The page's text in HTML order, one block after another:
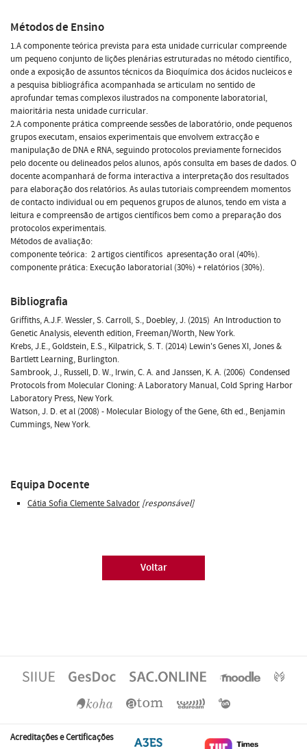
Métodos de Ensino
1.A componente teórica prevista para esta unidade curricular compreende
um pequeno conjunto de lições plenárias estruturadas no método científico,
onde a exposição de assuntos técnicos da Bioquímica dos ácidos nucleicos e
a pesquisa bibliográfica acompanhada se articulam no sentido de
aprofundar temas complexos ilustrados na componente laboratorial,
maioritária nesta unidade curricular.
2.A componente prática compreende sessões de laboratório, onde pequenos
grupos executam, ensaios experimentais que envolvem extracção e
manipulação de DNA e RNA, seguindo protocolos previamente fornecidos
pelo docente ou delineados pelos alunos, após consulta em bases de dados. O
docente acompanhará de forma interactiva a interpretação dos resultados
para elaboração dos relatórios. As aulas tutoriais compreendem momentos
de contacto individual ou em pequenos grupos de alunos, tendo em vista a
leitura e compreensão de artigos científicos bem como a preparação dos
protocolos experimentais.
Métodos de avaliação:
componente teórica:  2 artigos científicos  apresentação oral (40%).
componente prática: Execução laboratorial (30%) + relatórios (30%).
Bibliografia
Griffiths, A.J.F. Wessler, S. Carroll, S., Doebley, J. (2015)  An Introduction to
Genetic Analysis, eleventh edition, Freeman/Worth, New York.
Krebs, J.E., Goldstein, E.S., Kilpatrick, S. T. (2014) Lewin's Genes XI, Jones &
Bartlett Learning, Burlington.
Sambrook, J., Russell, D. W., Irwin, C. A. and Janssen, K. A. (2006)  Condensed
Protocols from Molecular Cloning: A Laboratory Manual, Cold Spring Harbor
Laboratory Press, New York.
Watson, J. D. et al (2008) - Molecular Biology of the Gene, 6th ed., Benjamin
Cummings, New York.
Equipa Docente
Cátia Sofia Clemente Salvador [responsável]
Voltar
Acreditações e Certificações